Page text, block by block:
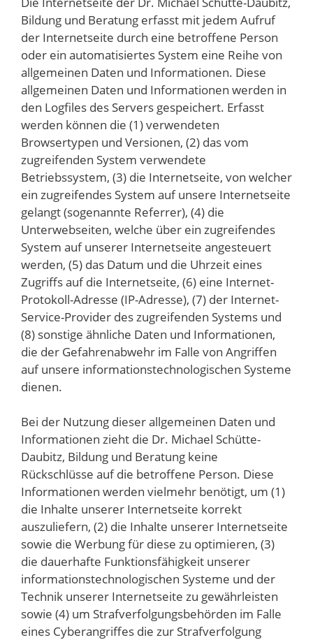
Bildung und Beratung erfasst mit jedem Aufruf
der Internetseite durch eine betroffene Person
oder ein automatisiertes System eine Reihe von
allgemeinen Daten und Informationen. Diese
allgemeinen Daten und Informationen werden in
den Logfiles des Servers gespeichert. Erfasst
werden können die (1) verwendeten
Browsertypen und Versionen, (2) das vom
zugreifenden System verwendete
Betriebssystem, (3) die Internetseite, von welcher
ein zugreifendes System auf unsere Internetseite
gelangt (sogenannte Referrer), (4) die
Unterwebseiten, welche über ein zugreifendes
System auf unserer Internetseite angesteuert
werden, (5) das Datum und die Uhrzeit eines
Zugriffs auf die Internetseite, (6) eine Internet-
Protokoll-Adresse (IP-Adresse), (7) der Internet-
Service-Provider des zugreifenden Systems und
(8) sonstige ähnliche Daten und Informationen,
die der Gefahrenabwehr im Falle von Angriffen
auf unsere informationstechnologischen Systeme
dienen.
Bei der Nutzung dieser allgemeinen Daten und
Informationen zieht die Dr. Michael Schütte-
Daubitz, Bildung und Beratung keine
Rückschlüsse auf die betroffene Person. Diese
Informationen werden vielmehr benötigt, um (1)
die Inhalte unserer Internetseite korrekt
auszuliefern, (2) die Inhalte unserer Internetseite
sowie die Werbung für diese zu optimieren, (3)
die dauerhafte Funktionsfähigkeit unserer
informationstechnologischen Systeme und der
Technik unserer Internetseite zu gewährleisten
sowie (4) um Strafverfolgungsbehörden im Falle
eines Cyberangriffes die zur Strafverfolgung